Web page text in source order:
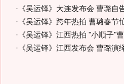
· 《吴运铎》大连发布会 曹璐自
· 《吴运铎》跨年热拍 曹璐春节
· 《吴运铎》江西热拍 "小顺子"
· 《吴运铎》江西发布会 曹璐演